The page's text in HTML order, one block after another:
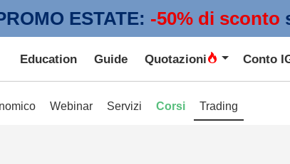
ESTATE: -50% di sconto
Education Guide Quotazioni Conto
Webinar Servizi Corsi Trading